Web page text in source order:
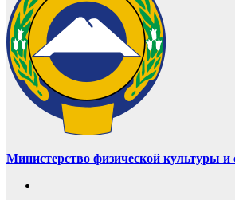
Министерство физической культуры